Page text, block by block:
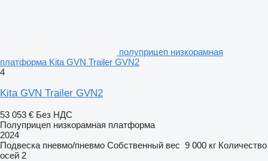
полуприцеп низкорамная
платформа Kita GVN Trailer GVN2
4
Kita GVN Trailer GVN2
53 053 € Без НДС
Полуприцеп низкорамная платформа
2024
Подвеска пневмо/пневмо Собственный вес 9 000 кг Количество
осей 2